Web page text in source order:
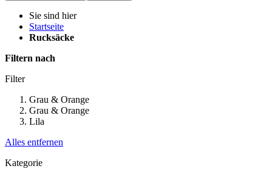
Sie sind hier
Startseite
Rucksäcke
Filtern nach
Filter
Grau & Orange
Grau & Orange
Lila
Alles entfernen
Kategorie